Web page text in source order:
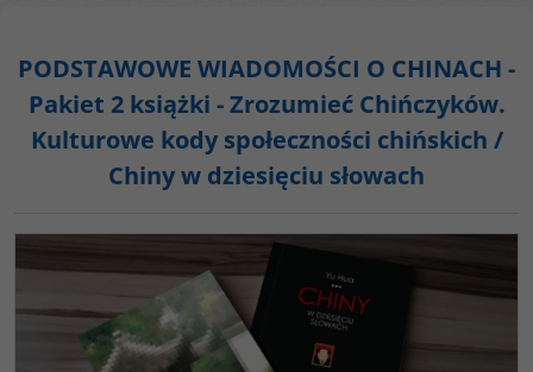
PODSTAWOWE WIADOMOŚCI O CHINACH -
Pakiet 2 książki - Zrozumieć Chińczyków.
Kulturowe kody społeczności chińskich /
Chiny w dziesięciu słowach